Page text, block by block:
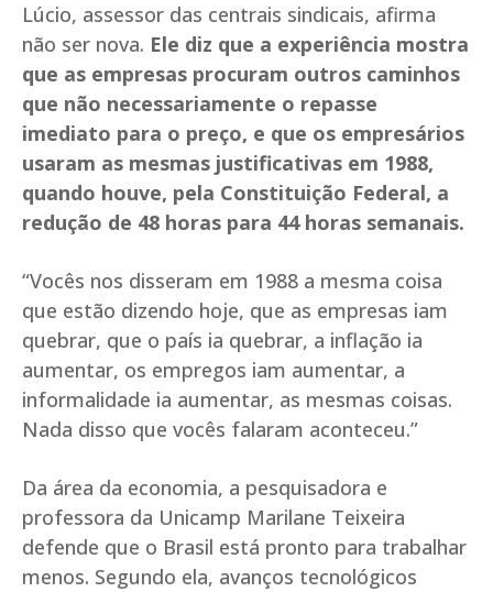
Lúcio, assessor das centrais sindicais, afirma
não ser nova. Ele diz que a experiência mostra
que as empresas procuram outros caminhos
que não necessariamente o repasse
imediato para o preço, e que os empresários
usaram as mesmas justificativas em 1988,
quando houve, pela Constituição Federal, a
redução de 48 horas para 44 horas semanais.
“Vocês nos disseram em 1988 a mesma coisa
que estão dizendo hoje, que as empresas iam
quebrar, que o país ia quebrar, a inflação ia
aumentar, os empregos iam aumentar, a
informalidade ia aumentar, as mesmas coisas.
Nada disso que vocês falaram aconteceu.”
Da área da economia, a pesquisadora e
professora da Unicamp Marilane Teixeira
defende que o Brasil está pronto para trabalhar
menos. Segundo ela, avanços tecnológicos